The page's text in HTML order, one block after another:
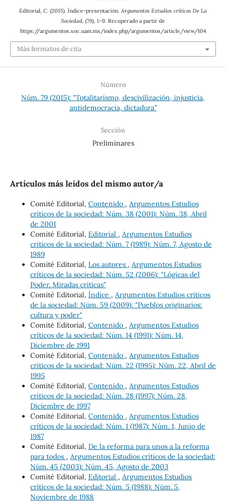
Editorial, C. (2015). Índice-presentación. Argumentos Estudios críticos De La
Sociedad, (79), 1–9. Recuperado a partir de
https://argumentos.xoc.uam.mx/index.php/argumentos/article/view/104
Más formatos de cita
Número
Núm. 79 (2015): "Totalitarismo, descivilización, injusticia,
antidemocracia, dictadura"
Sección
Preliminares
Artículos más leídos del mismo autor/a
Comité Editorial, Contenido , Argumentos Estudios
críticos de la sociedad: Núm. 38 (2001): Núm. 38, Abril
de 2001
Comité Editorial, Editorial , Argumentos Estudios
críticos de la sociedad: Núm. 7 (1989): Núm. 7, Agosto de
1989
Comité Editorial, Los autores , Argumentos Estudios
críticos de la sociedad: Núm. 52 (2006): "Lógicas del
Poder. Miradas críticas"
Comité Editorial, Índice , Argumentos Estudios críticos
de la sociedad: Núm. 59 (2009): "Pueblos originarios:
cultura y poder"
Comité Editorial, Contenido , Argumentos Estudios
críticos de la sociedad: Núm. 14 (1991): Núm. 14,
Diciembre de 1991
Comité Editorial, Contenido , Argumentos Estudios
críticos de la sociedad: Núm. 22 (1995): Núm. 22, Abril de
1995
Comité Editorial, Contenido , Argumentos Estudios
críticos de la sociedad: Núm. 28 (1997): Núm. 28,
Diciembre de 1997
Comité Editorial, Contenido , Argumentos Estudios
críticos de la sociedad: Núm. 1 (1987): Núm. 1, Junio de
1987
Comité Editorial, De la reforma para unos a la reforma
para todos , Argumentos Estudios críticos de la sociedad:
Núm. 45 (2003): Núm. 45, Agosto de 2003
Comité Editorial, Editorial , Argumentos Estudios
críticos de la sociedad: Núm. 5 (1988): Núm. 5,
Noviembre de 1988